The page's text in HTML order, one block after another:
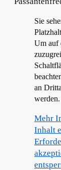
Sie
Um auf
an
werden.
Mehr
Inhalt